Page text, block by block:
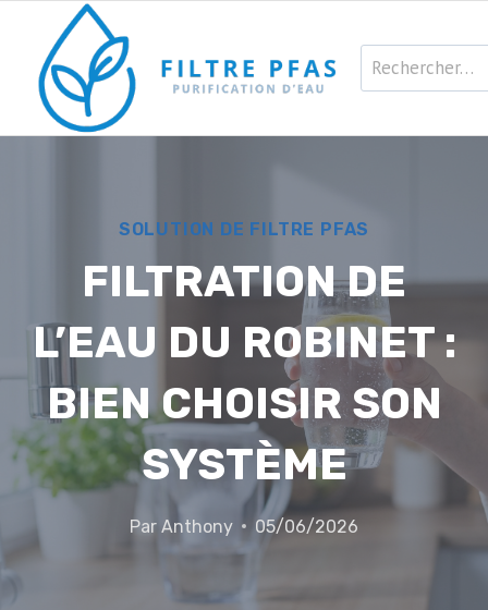
contenu
Rechercher :
SOLUTION DE FILTRE PFAS
FILTRATION DE
L’EAU DU ROBINET :
BIEN CHOISIR SON
SYSTÈME
Par Anthony 05/06/2026